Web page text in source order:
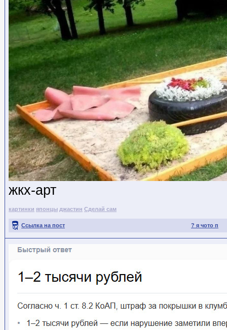
жкх-арт
картинки японцы джастин Сделай сам
? я чото п
Ссылка на пост